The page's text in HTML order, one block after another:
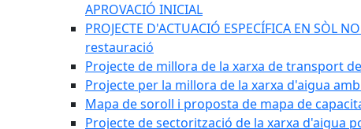
APROVACIÓ INICIAL
PROJECTE D'ACTUACIÓ ESPECÍFICA EN
restauració
Projecte de millora de la xarxa de transport de
Projecte per la millora de la xarxa d'aigua
Mapa de soroll i proposta de mapa de
Projecte de sectorització de la xarxa d'aigua